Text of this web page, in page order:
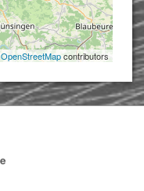
OpenStreetMapcontributors